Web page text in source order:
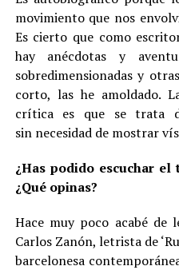
movimiento que nos
Es cierto que como
hay anécdotas y
sobredimensionadas y
corto, las he amoldado.
crítica es que se trata
sin necesidad de mostrar
¿Has podido escuchar el
¿Qué opinas?
Hace muy poco acabé
Carlos Zanón, letrista de
barcelonesa